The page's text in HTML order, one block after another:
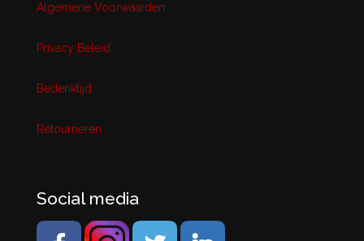
Algemene Voorwaarden
Privacy Beleid
Bedenktijd
Retourneren
Social media